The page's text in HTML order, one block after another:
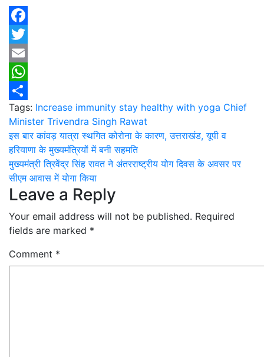
Facebook
Twitter
Email
WhatsApp
Share
Tags: Increase immunity stay healthy with yoga Chief
Minister Trivendra Singh Rawat
Post
navigation
इस बार कांवड़ यात्रा स्थगित कोरोना के कारण, उत्तराखंड, यूपी व
हरियाणा के मुख्यमंत्रियों में बनी सहमति
मुख्यमंत्री त्रिवेंद्र सिंह रावत ने अंतरराष्ट्रीय योग दिवस के अवसर पर
सीएम आवास में योगा किया
Leave a Reply
Your email address will not be published. Required
fields are marked *
Comment *